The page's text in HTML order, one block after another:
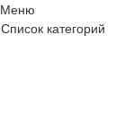
Меню
Список категорий